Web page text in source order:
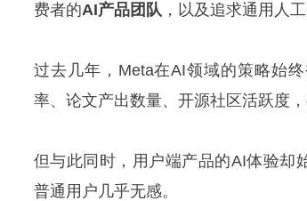
费者的AI产品团队 ，以及追求通用人
过去几年，Meta在AI领域的策略始
率、论文产出数量、开源社区活跃度，
但与此同时，用户端产品的AI体验却
普通用户几乎无感。